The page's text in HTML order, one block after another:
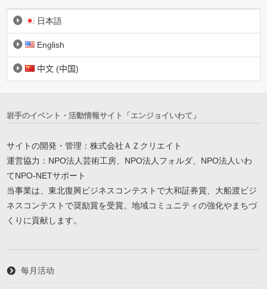
日本語
English
中文 (中国)
岩手のイベント・活動情報サイト「エンジョイいわて」
サイトの開発・管理：株式会社ＡＺクリエイト
運営協力：NPO法人芸術工房、NPO法人フォルダ、NPO法人いわ
てNPO-NETサポート
当事業は、東北復興ビジネスコンテストで大和証券賞、大船渡ビジ
ネスコンテストで奨励賞を受賞。地域コミュニティの強化やまちづ
くりに貢献します。
每月活动